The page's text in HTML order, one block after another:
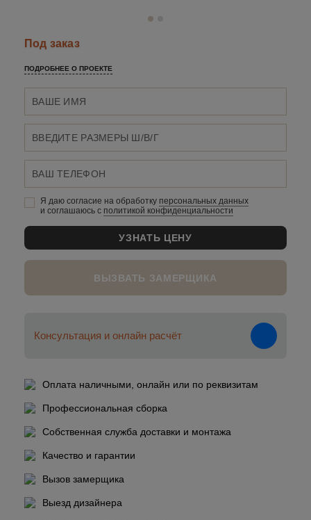
Под заказ
ПОДРОБНЕЕ О ПРОЕКТЕ
Я даю согласие на обработку персональных данныx
и соглашаюсь c политикой конфиденциальности
ВЫЗВАТЬ ЗАМЕРЩИКА
Консультация и онлайн расчёт
Оплата наличными, онлайн или по реквизитам
Профессиональная сборка
Собственная служба доставки и монтажа
Качество и гарантии
Вызов замерщика
Выезд дизайнера